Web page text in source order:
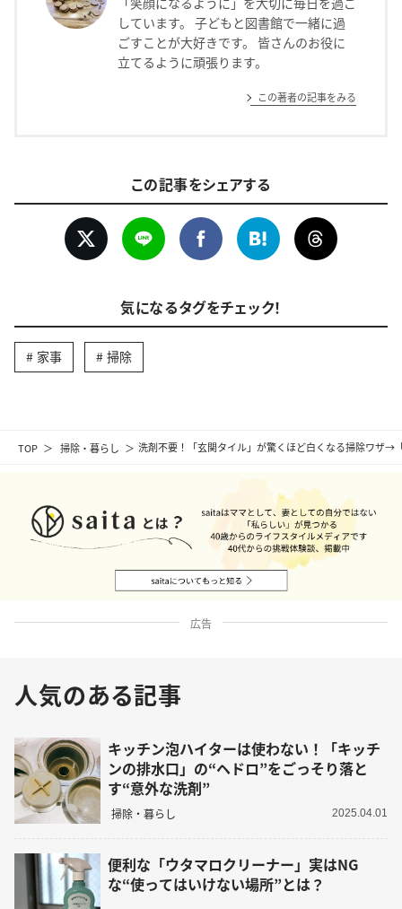
TOP 掃除・暮らし 洗剤不要！「玄関タイル」が驚くほど白くなる掃除ワザ→
しています。 子どもと図書館で一緒に過
ごすことが大好きです。 皆さんのお役に
立てるように頑張ります。
この著者の記事をみる
この記事をシェアする
気になるタグをチェック！
家事 掃除
広告
人気のある記事
キッチン泡ハイターは使わない！「キッチ
ンの排水口」の“ヘドロ”をごっそり落と
す“意外な洗剤”
掃除・暮らし 2025.04.01
便利な「ウタマロクリーナー」実はNG
な“使ってはいけない場所”とは？